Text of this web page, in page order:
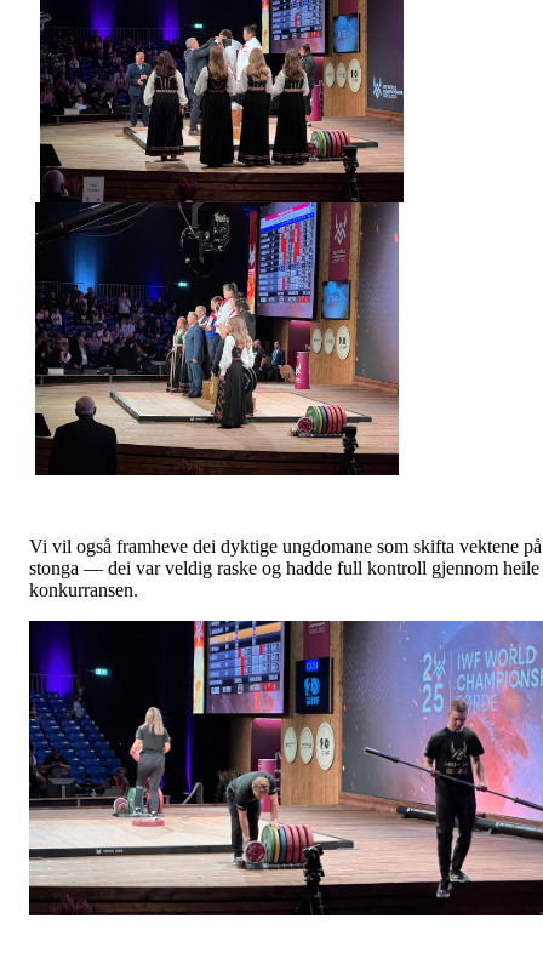
Vi vil også framheve dei dyktige ungdomane som skifta vektene på
stonga — dei var veldig raske og hadde full kontroll gjennom heile
konkurransen.